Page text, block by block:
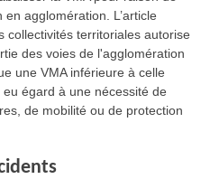
agglomération. L’article
collectivités territoriales autorise
des voies de l'agglomération
une VMA inférieure à celle
égard à une nécessité de
de mobilité ou de protection